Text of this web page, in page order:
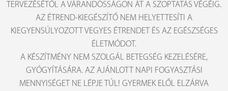
TERVEZÉSÉTŐL A VÁRANDÓSSÁGON ÁT A SZOPTATÁS VÉGÉIG.
AZ ÉTREND-KIEGÉSZÍTŐ NEM HELYETTESÍTI A
KIEGYENSÚLYOZOTT VEGYES ÉTRENDET ÉS AZ EGÉSZSÉGES
ÉLETMÓDOT.
A KÉSZÍTMÉNY NEM SZOLGÁL BETEGSÉG KEZELÉSÉRE,
GYÓGYÍTÁSÁRA. AZ AJÁNLOTT NAPI FOGYASZTÁSI
MENNYISÉGET NE LÉPJE TÚL! GYERMEK ELŐL ELZÁRVA